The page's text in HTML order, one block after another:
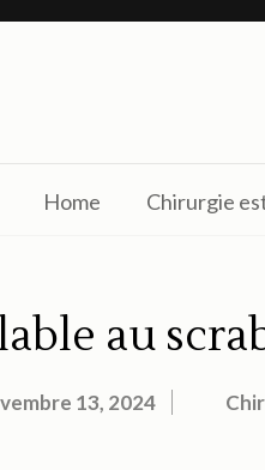
Home Chirurgie
au
13, 2024